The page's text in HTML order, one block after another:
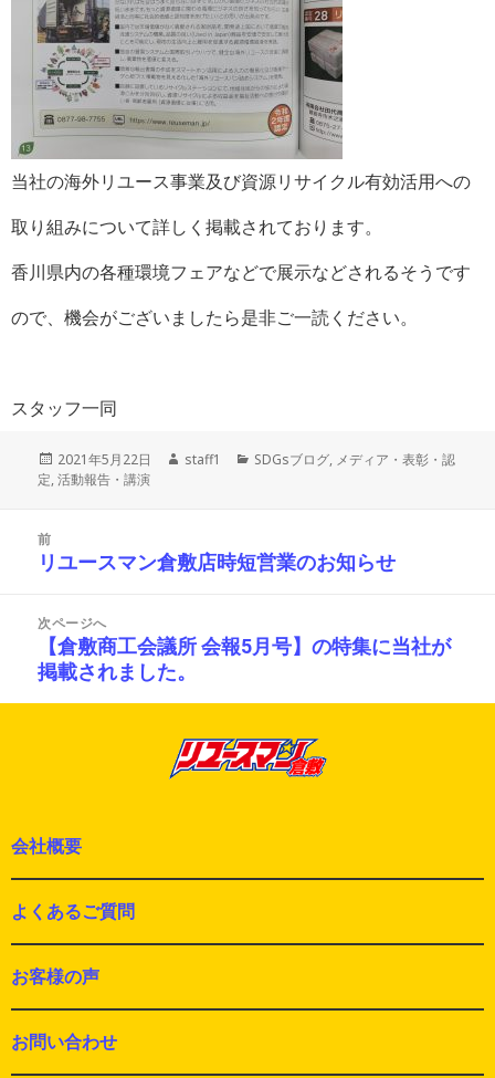
当社の海外リユース事業及び資源リサイクル有効活用への
取り組みについて詳しく掲載されております。
香川県内の各種環境フェアなどで展示などされるそうです
ので、機会がございましたら是非ご一読ください。
スタッフ一同
投
稿
2021年5月22日
作
staff1
カ
SDGsブログ, メディア・表彰・認
定,活動報告・講演
前
前
投
稿:
リユースマン倉敷店時短営業のお知らせ
次ページへ
次
の
投
【倉敷商工会議所 会報5月号】の特集に当社が
掲載されました。
会社概要
よくあるご質問
お客様の声
お問い合わせ